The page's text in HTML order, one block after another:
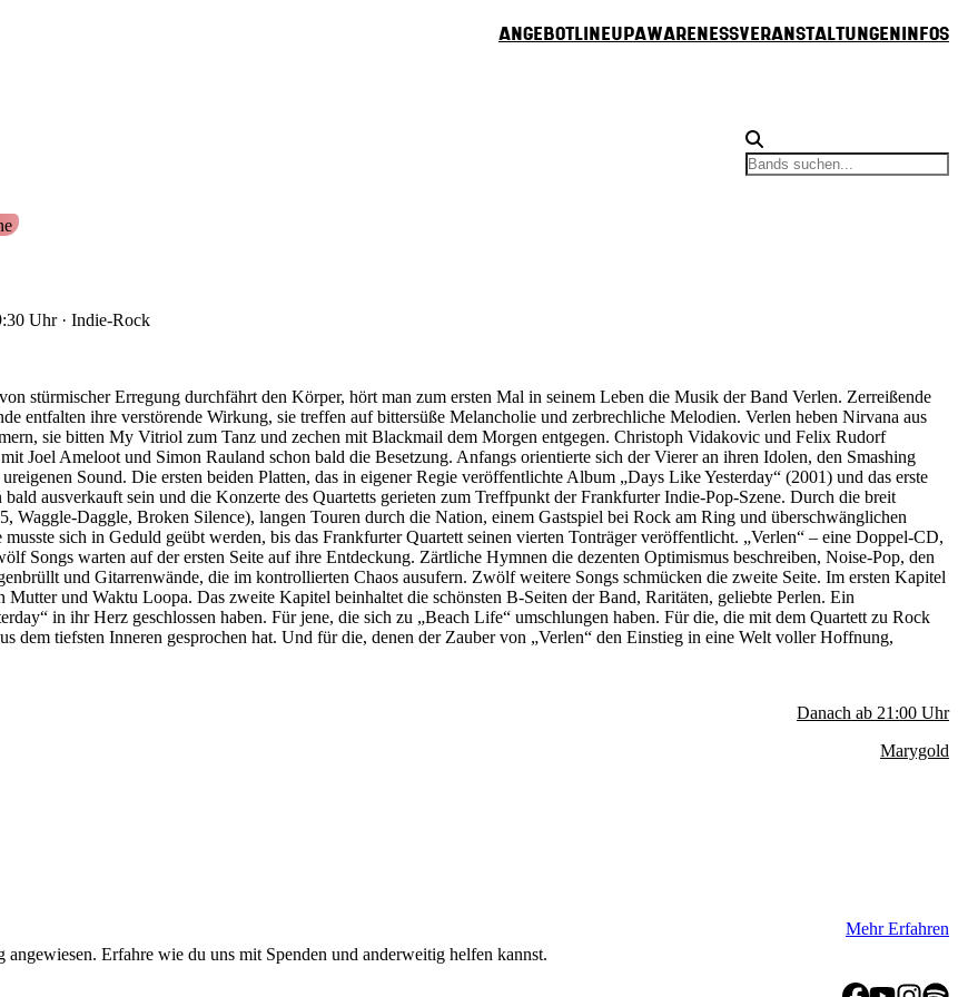
Angebot LineupAwarenessVeranstaltungen Infos
Uhr· Indie-Rock
stürmischer Erregung durchfährt den Körper, hört man zum ersten Mal in seinem Leben die Musik der Band Verlen. Zerreißende
entfalten ihre verstörende Wirkung, sie treffen auf bittersüße Melancholie und zerbrechliche Melodien. Verlen heben Nirvana aus
sie bitten My Vitriol zum Tanz und zechen mit Blackmail dem Morgen entgegen. Christoph Vidakovic und Felix Rudorf
Joel Ameloot und Simon Rauland schon bald die Besetzung. Anfangs orientierte sich der Vierer an ihren Idolen, den Smashing
Sound. Die ersten beiden Platten, das in eigener Regie veröffentlichte Album „Days Like Yesterday“ (2001) und das erste
ausverkauft sein und die Konzerte des Quartetts gerieten zum Treffpunkt der Frankfurter Indie-Pop-Szene. Durch die breit
Waggle-Daggle, Broken Silence), langen Touren durch die Nation, einem Gastspiel bei Rock am Ring und überschwänglichen
sich in Geduld geübt werden, bis das Frankfurter Quartett seinen vierten Tonträger veröffentlicht. „Verlen“ – eine Doppel-CD,
Songs warten auf der ersten Seite auf ihre Entdeckung. Zärtliche Hymnen die dezenten Optimismus beschreiben, Noise-Pop, den
und Gitarrenwände, die im kontrollierten Chaos ausufern. Zwölf weitere Songs schmücken die zweite Seite. Im ersten Kapitel
und Waktu Loopa. Das zweite Kapitel beinhaltet die schönsten B-Seiten der Band, Raritäten, geliebte Perlen. Ein
in ihr Herz geschlossen haben. Für jene, die sich zu „Beach Life“ umschlungen haben. Für die, die mit dem Quartett zu Rock
dem tiefsten Inneren gesprochen hat. Und für die, denen der Zauber von „Verlen“ den Einstieg in eine Welt voller Hoffnung,
Danach ab 21:00 Uhr
Marygold
Erfahre wie du uns mit Spenden und anderweitig helfen kannst.
Mehr Erfahren